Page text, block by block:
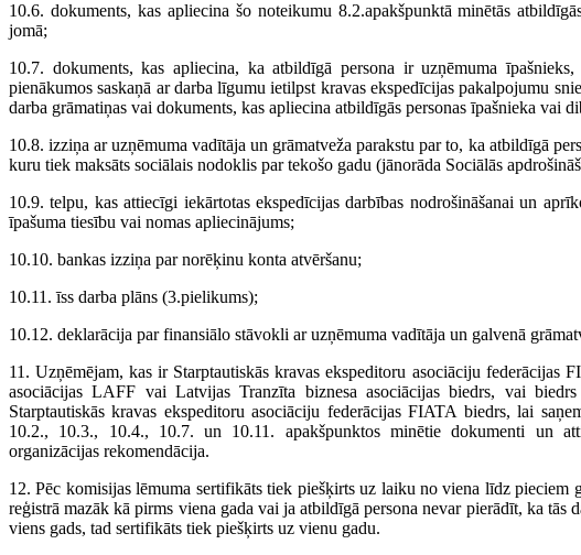
10.6. dokuments, kas apliecina šo noteikumu 8.2.apakšpunktā minētās
jomā;
10.7. dokuments, kas apliecina, ka atbildīgā persona ir uzņēmuma
pienākumos saskaņā ar darba līgumu ietilpst kravas ekspedīcijas pakalpojumu
darba grāmatiņas vai dokuments, kas apliecina atbildīgās personas īpašnieka vai
10.8. izziņa ar uzņēmuma vadītāja un grāmatveža parakstu par to, ka atbildīgā
kuru tiek maksāts sociālais nodoklis par tekošo gadu (jānorāda Sociālās
10.9. telpu, kas attiecīgi iekārtotas ekspedīcijas darbības nodrošināšanai un
īpašuma tiesību vai nomas apliecinājums;
10.10. bankas izziņa par norēķinu konta atvēršanu;
10.11. īss darba plāns (3.pielikums);
10.12. deklarācija par finansiālo stāvokli ar uzņēmuma vadītāja un galvenā
11. Uzņēmējam, kas ir Starptautiskās kravas ekspeditoru asociāciju federācijas
asociācijas LAFF vai Latvijas Tranzīta biznesa asociācijas biedrs, vai
Starptautiskās kravas ekspeditoru asociāciju federācijas FIATA biedrs, lai
10.2., 10.3., 10.4., 10.7. un 10.11. apakšpunktos minētie dokumenti un
organizācijas rekomendācija.
12. Pēc komisijas lēmuma sertifikāts tiek piešķirts uz laiku no viena līdz pieciem
reģistrā mazāk kā pirms viena gada vai ja atbildīgā persona nevar pierādīt, ka tās
viens gads, tad sertifikāts tiek piešķirts uz vienu gadu.